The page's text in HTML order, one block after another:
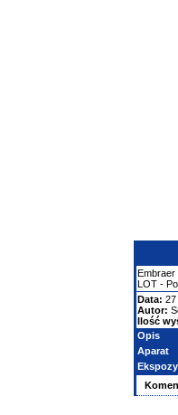
Embraer
LOT -
Data: 27
Autor:
Ilość
Opis
Aparat